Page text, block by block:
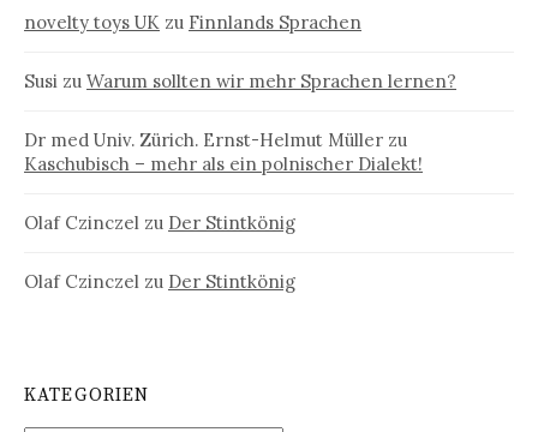
novelty toys UK zu Finnlands Sprachen
Susi zu Warum sollten wir mehr Sprachen lernen?
Dr med Univ. Zürich. Ernst-Helmut Müller zu
Kaschubisch – mehr als ein polnischer Dialekt!
Olaf Czinczel zu Der Stintkönig
Olaf Czinczel zu Der Stintkönig
KATEGORIEN